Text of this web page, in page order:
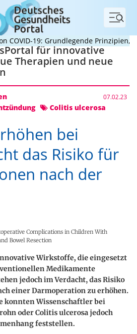
Menü
COVID-19: Grundlegende Prinzipien,
für innovative
Therapien und neue
07.02.23
Colitis ulcerosa
bei
das Risiko für
nach der
Complications in Children With
Bowel Resection
Wirkstoffe, die eingesetzt
Medikamente
jedoch im Verdacht, das Risiko
einer Darmoperation zu erhöhen.
konnten Wissenschaftler bei
oder Colitis ulcerosa jedoch
feststellen.